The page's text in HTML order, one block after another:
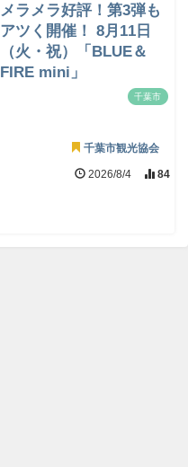
メラメラ好評！第3弾も
アツく開催！ 8月11日
（火・祝）「BLUE＆
FIRE mini」
千葉市
千葉市観光協会
2026/8/4 84